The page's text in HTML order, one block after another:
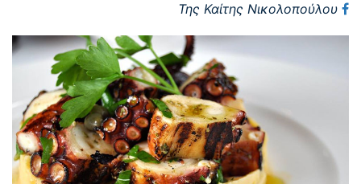
Της Καίτης Νικολοπούλου